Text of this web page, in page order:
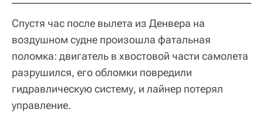
Спустя час после вылета из Денвера на
воздушном судне произошла фатальная
поломка: двигатель в хвостовой части самолета
разрушился, его обломки повредили
гидравлическую систему, и лайнер потерял
управление.